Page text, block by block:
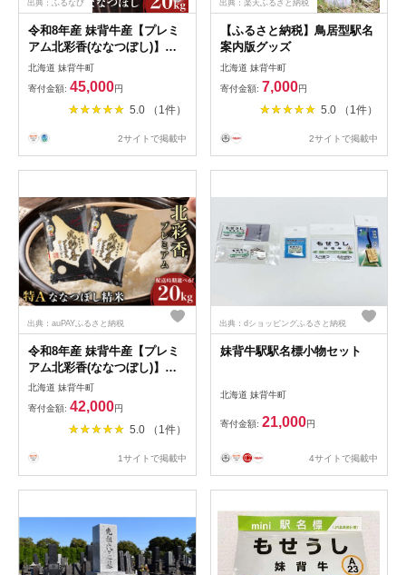
出典：ふるなび
令和8年産 妹背牛産【プレミ
アム北彩香(ななつぼし)】白
米20kg〈一括〉2027年1月発
北海道 妹背牛町
寄付金額: 45,000円
5.0 （1件）
2サイトで掲載中
出典：楽天ふるさと納税
【ふるさと納税】鳥居型駅名
案内版グッズ
北海道 妹背牛町
寄付金額: 7,000円
5.0 （1件）
2サイトで掲載中
出典：auPAYふるさと納税
令和8年産 妹背牛産【プレミ
アム北彩香(ななつぼし)】白
米20kg〈一括〉2026年10月
北海道 妹背牛町
寄付金額: 42,000円
5.0 （1件）
1サイトで掲載中
出典：dショッピングふるさと納税
妹背牛駅駅名標小物セット
北海道 妹背牛町
寄付金額: 21,000円
4サイトで掲載中